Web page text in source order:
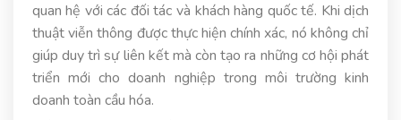
quan hệ với các đối tác và khách hàng quốc tế. Khi dịch
thuật viễn thông được thực hiện chính xác, nó không chỉ
giúp duy trì sự liên kết mà còn tạo ra những cơ hội phát
triển mới cho doanh nghiệp trong môi trường kinh
doanh toàn cầu hóa.